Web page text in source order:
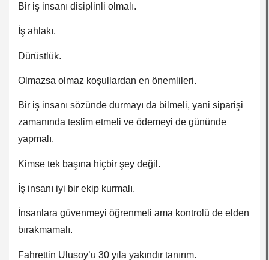
Bir iş insanı disiplinli olmalı.
İş ahlakı.
Dürüstlük.
Olmazsa olmaz koşullardan en önemlileri.
Bir iş insanı sözünde durmayı da bilmeli, yani siparişi
zamanında teslim etmeli ve ödemeyi de gününde
yapmalı.
Kimse tek başına hiçbir şey değil.
İş insanı iyi bir ekip kurmalı.
İnsanlara güvenmeyi öğrenmeli ama kontrolü de elden
bırakmamalı.
Fahrettin Ulusoy’u 30 yıla yakındır tanırım.